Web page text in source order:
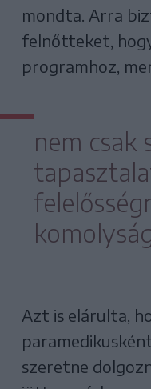
mondta. Arra
felnőtteket,
programhoz,
nem csak
Azt is elárulta,
szeretne